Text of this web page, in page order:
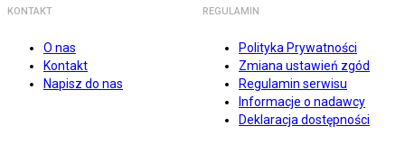
KONTAKT
O nas
Kontakt
Napisz do nas
REGULAMIN
Polityka Prywatności
Zmiana ustawień zgód
Regulamin serwisu
Informacje o nadawcy
Deklaracja dostępności